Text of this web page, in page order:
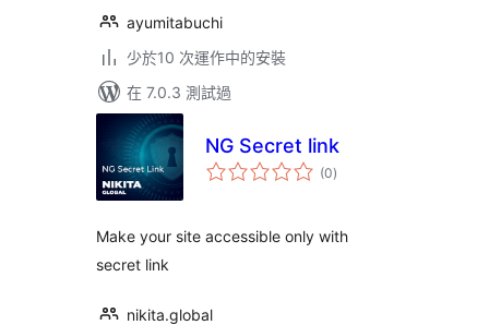
ayumitabuchi
少於10 次運作中的安裝
在 7.0.3 測試過
NG Secret link
(0總
評)
Make your site accessible only with
secret link
nikita.global